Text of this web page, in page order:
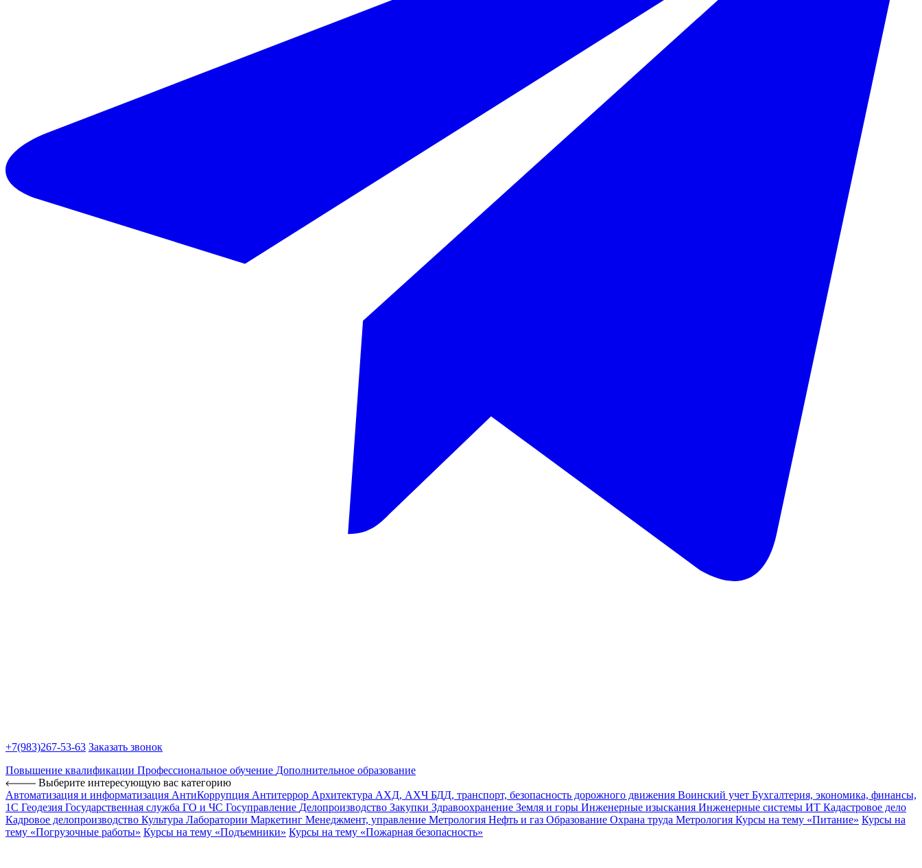
+7(983)267-53-63 Заказать звонок
Повышение квалификации Профессиональное обучение Дополнительное образование
Выберите интересующую вас категорию
Автоматизация и информатизация АнтиКоррупция Антитеррор Архитектура АХД, АХЧ БДД, транспорт, безопасность дорожного движения Воинский учет Бухгалтерия, экономика, финансы,
1С Геодезия Государственная служба ГО и ЧС Госуправление Делопроизводство Закупки Здравоохранение Земля и горы Инженерные изыскания Инженерные системы ИТ Кадастровое дело
Кадровое делопроизводство Культура Лаборатории Маркетинг Менеджмент, управление Метрология Нефть и газ Образование Охрана труда Метрология Курсы на тему «Питание» Курсы на
тему «Погрузочные работы» Курсы на тему «Подъемники» Курсы на тему «Пожарная безопасность»